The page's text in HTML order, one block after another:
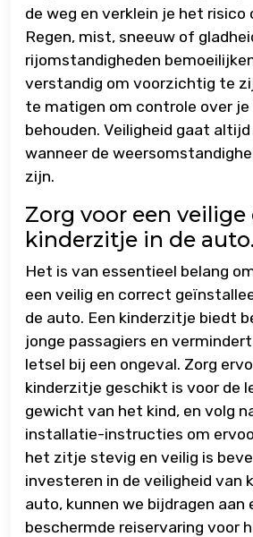
de weg en verklein je het risico
Regen, mist, sneeuw of
rijomstandigheden
verstandig om voorzichtig te
te matigen om controle over
behouden. Veiligheid gaat
wanneer de
zijn.
Zorg voor een
kinderzitje in de auto.
Het is van essentieel belang
een veilig en correct
de auto. Een kinderzitje biedt
jonge passagiers en
letsel bij een ongeval. Zorg
kinderzitje geschikt is voor de
gewicht van het kind, en volg
installatie-instructies om
het zitje stevig en veilig is
investeren in de veiligheid van
auto, kunnen we bijdragen aan
beschermde reiservaring voor